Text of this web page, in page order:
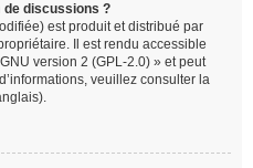
de discussions ?
est produit et distribué par
Il est rendu accessible
version 2 (GPL-2.0) » et peut
veuillez consulter la